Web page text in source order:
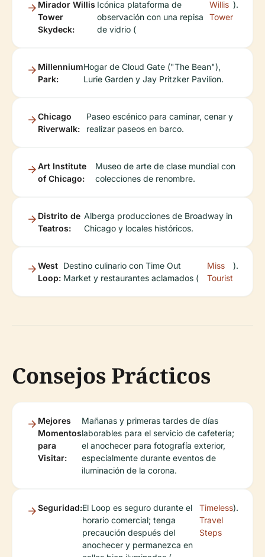
Mirador Willis
Tower
Skydeck:
Icónica plataforma de
observación con una repisa
de vidrio (
Willis
Tower
).
Millennium
Park:
Hogar de Cloud Gate ("The Bean"),
Lurie Garden y Jay Pritzker Pavilion.
Chicago
Riverwalk:
Paseo escénico para caminar, cenar y
realizar paseos en barco.
Art Institute
of Chicago:
Museo de arte de clase mundial con
colecciones de renombre.
Distrito de
Teatros:
Alberga producciones de Broadway in
Chicago y locales históricos.
West
Loop:
Destino culinario con Time Out
Market y restaurantes aclamados (
Miss
Tourist
).
Consejos Prácticos
Mejores
Momentos
para
Visitar:
Mañanas y primeras tardes de días
laborables para el servicio de cafetería;
el anochecer para fotografía exterior,
especialmente durante eventos de
iluminación de la corona.
Seguridad:El Loop es seguro durante el
horario comercial; tenga
precaución después del
anochecer y permanezca en
Timeless
Travel
Steps
).